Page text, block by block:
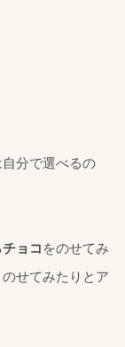
分で選べるの
ョコ をのせてみ
せてみたりとア